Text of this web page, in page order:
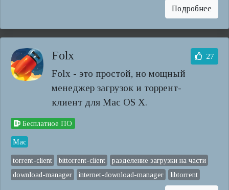
Подробнее
Folx
Folx - это простой, но мощный
менеджер загрузок и торрент-
клиент для Mac OS X.
27
Бесплатное ПО
Mac
torrent-client bittorrent-client
разделение загрузки на части
download-manager
internet-download-manager libtorrent